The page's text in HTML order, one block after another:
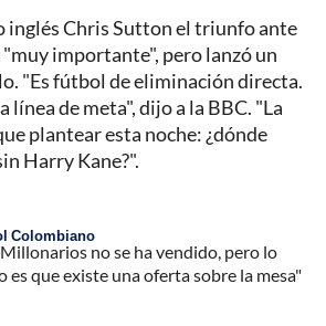
inglés Chris Sutton el triunfo ante
importante", pero lanzó un
"Es fútbol de eliminación directa.
línea de meta", dijo a la BBC. "La
plantear esta noche: ¿dónde
Harry Kane?".
Colombiano
no se ha vendido, pero lo
es que existe una oferta sobre la mesa"